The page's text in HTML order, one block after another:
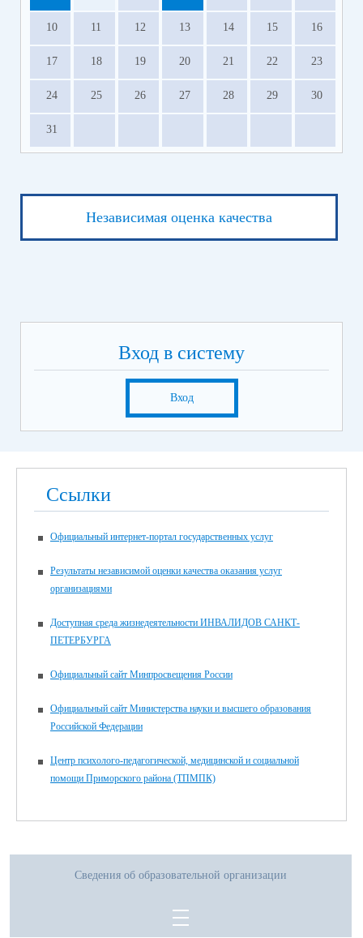
10 11 12 13 14 15 16
17 18 19 20 21 22 23
24 25 26 27 28 29 30
31
Независимая оценка качества
Вход в систему
Вход
Ссылки
Официальный интернет-портал государственных услуг
Результаты независимой оценки качества оказания услуг
организациями
Доступная среда жизнедеятельности ИНВАЛИДОВ САНКТ-
ПЕТЕРБУРГА
Официальный сайт Минпросвещения России
Официальный сайт Министерства науки и высшего образования
Российской Федерации
Центр психолого-педагогической, медицинской и социальной
помощи Приморского района (ТПМПК)
Сведения об образовательной организации